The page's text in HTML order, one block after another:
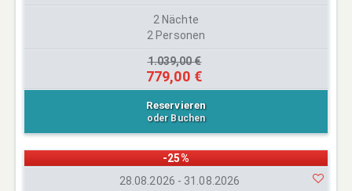
2 Nächte
2 Personen
1.039,00 €
779,00 €
Reservieren
oder Buchen
-25%
28.08.2026 - 31.08.2026